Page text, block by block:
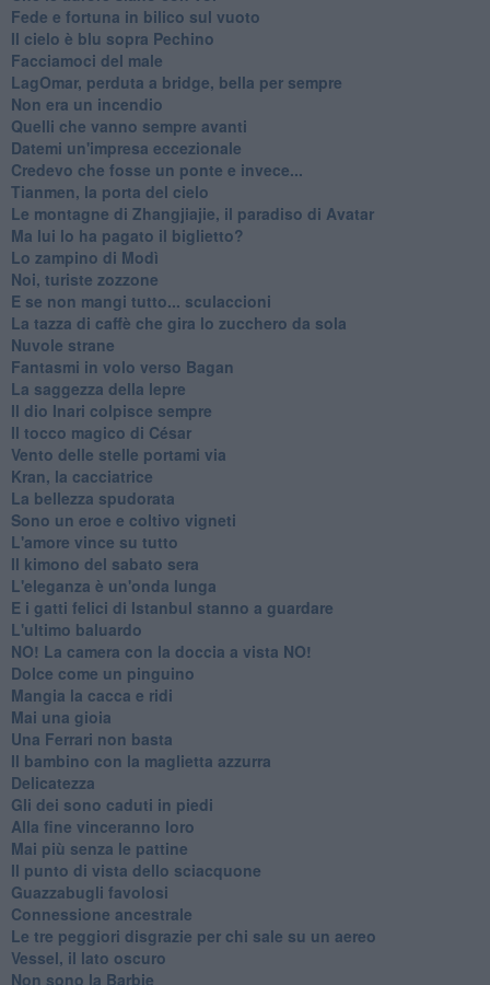
Fede e fortuna in bilico sul vuoto
Il cielo è blu sopra Pechino
Facciamoci del male
LagOmar, perduta a bridge, bella per sempre
Non era un incendio
Quelli che vanno sempre avanti
Datemi un'impresa eccezionale
Credevo che fosse un ponte e invece...
Tianmen, la porta del cielo
Le montagne di Zhangjiajie, il paradiso di Avatar
Ma lui lo ha pagato il biglietto?
Lo zampino di Modì
Noi, turiste zozzone
E se non mangi tutto... sculaccioni
La tazza di caffè che gira lo zucchero da sola
Nuvole strane
Fantasmi in volo verso Bagan
La saggezza della lepre
Il dio Inari colpisce sempre
Il tocco magico di César
Vento delle stelle portami via
Kran, la cacciatrice
La bellezza spudorata
Sono un eroe e coltivo vigneti
L'amore vince su tutto
Il kimono del sabato sera
L'eleganza è un'onda lunga
E i gatti felici di Istanbul stanno a guardare
L'ultimo baluardo
NO! La camera con la doccia a vista NO!
Dolce come un pinguino
Mangia la cacca e ridi
Mai una gioia
Una Ferrari non basta
Il bambino con la maglietta azzurra
Delicatezza
Gli dei sono caduti in piedi
Alla fine vinceranno loro
Mai più senza le pattine
Il punto di vista dello sciacquone
Guazzabugli favolosi
Connessione ancestrale
Le tre peggiori disgrazie per chi sale su un aereo
Vessel, il lato oscuro
Non sono la Barbie